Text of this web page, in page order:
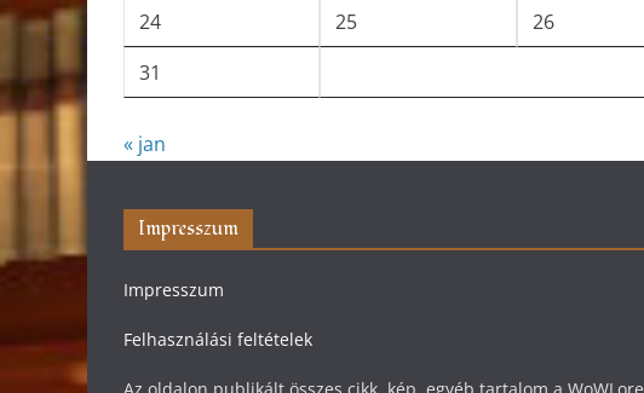
24
25 26
31
« jan
Impresszum
Impresszum
Felhasználási feltételek